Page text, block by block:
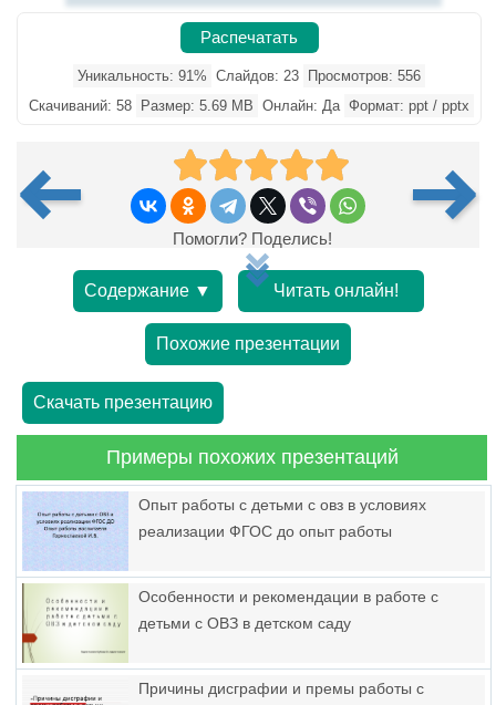
Распечатать
Уникальность: 91% Слайдов: 23
Просмотров: 556
Скачиваний: 58
Размер: 5.69 MB Онлайн: Да Формат: ppt / pptx
Помогли? Поделись!
Содержание ▼ Читать онлайн!
Похожие презентации
Скачать презентацию
Примеры похожих презентаций
Опыт работы с детьми с овз в условиях
реализации ФГОС до опыт работы
Особенности и рекомендации в работе с
детьми с ОВЗ в детском саду
Причины дисграфии и премы работы с